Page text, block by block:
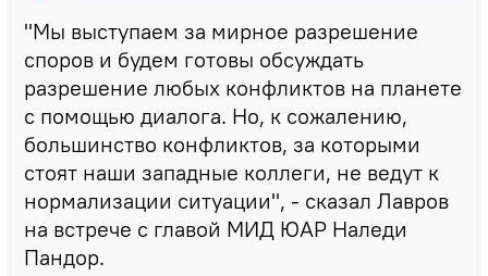
"Мы выступаем за мирное разрешение
споров и будем готовы обсуждать
разрешение любых конфликтов на планете
с помощью диалога. Но, к сожалению,
большинство конфликтов, за которыми
стоят наши западные коллеги, не ведут к
нормализации ситуации", - сказал Лавров
на встрече с главой МИД ЮАР Наледи
Пандор.